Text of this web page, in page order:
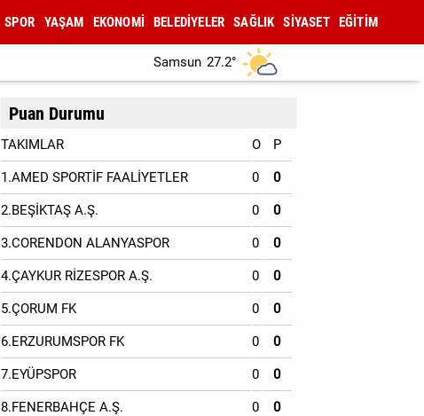
SPOR YAŞAM EKONOMİ BELEDİYELER SAĞLIK SİYASET EĞİTİM
Samsun 27.2°
Puan Durumu
TAKIMLAR O P
1.AMED SPORTİF FAALİYETLER 0 0
2.BEŞİKTAŞ A.Ş. 0 0
3.CORENDON ALANYASPOR 0 0
4.ÇAYKUR RİZESPOR A.Ş. 0 0
5.ÇORUM FK 0 0
6.ERZURUMSPOR FK 0 0
7.EYÜPSPOR 0 0
8.FENERBAHÇE A.Ş. 0 0